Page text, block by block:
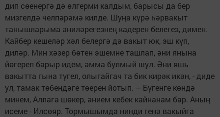
дип сөенергә дә өлгерми калдым, барысы да бер
мизгелдә челпәрәмә килде. Шуңа күрә һәрвакыт
танышларыма әниләрегезнең кадерен белегез, димен.
Кайбер кешеләр хәл белергә дә вакыт юк, эш күп,
диләр. Мин хәзер бөтен эшемне ташлап, әни янына
йөгереп барыр идем, әмма булмый шул. Әни яшь
вакытта гына түгел, олыгайгач та бик кирәк икән, - диде
ул, тамак төбендәге төерен йотып. – Бүгенге көндә
минем, Аллага шөкер, әнием кебек кайнанам бар. Аның
исеме - Илсөяр. Тормышымда нинди генә вакыйга